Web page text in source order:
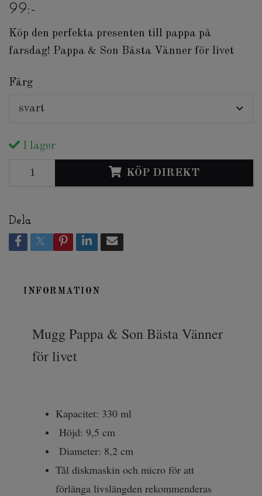
99:-
Köp den perfekta presenten till pappa på
farsdag! Pappa & Son Bästa Vänner för livet
Färg
svart
I lager
KÖP DIREKT
Dela
INFORMATION
Mugg Pappa & Son Bästa Vänner
för livet
Kapacitet: 330 ml
Höjd: 9,5 cm
Diameter: 8,2 cm
Tål diskmaskin och micro för att
förlänga livslängden rekommenderas